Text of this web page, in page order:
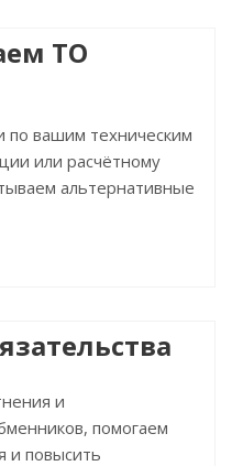
ТО
вашим техническим
или расчётному
альтернативные
и
помогаем
и повысить